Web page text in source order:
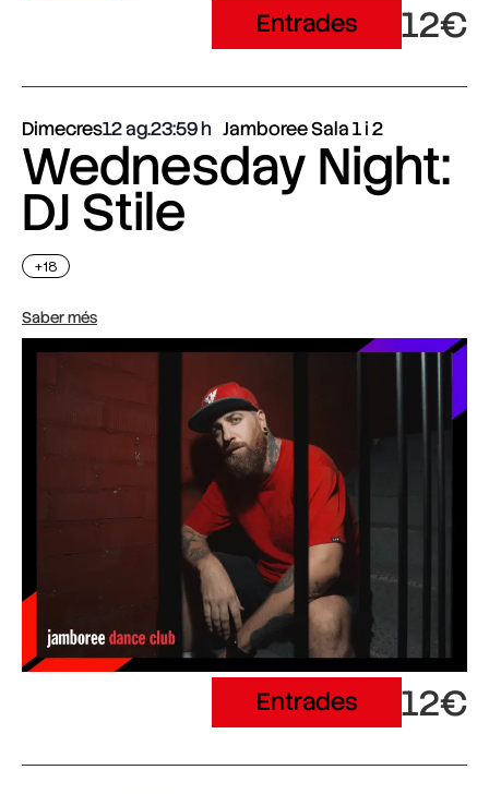
Entrades 12€
Dimecres12 ag.23:59 Jamboree Sala 1 i 2
Wednesday Night:
DJ Stile
+18
Saber més
Entrades 12€